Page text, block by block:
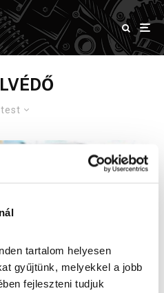
tartalom helyesen
gyűjtünk, melyekkel a jobb
fejleszteni tudjuk